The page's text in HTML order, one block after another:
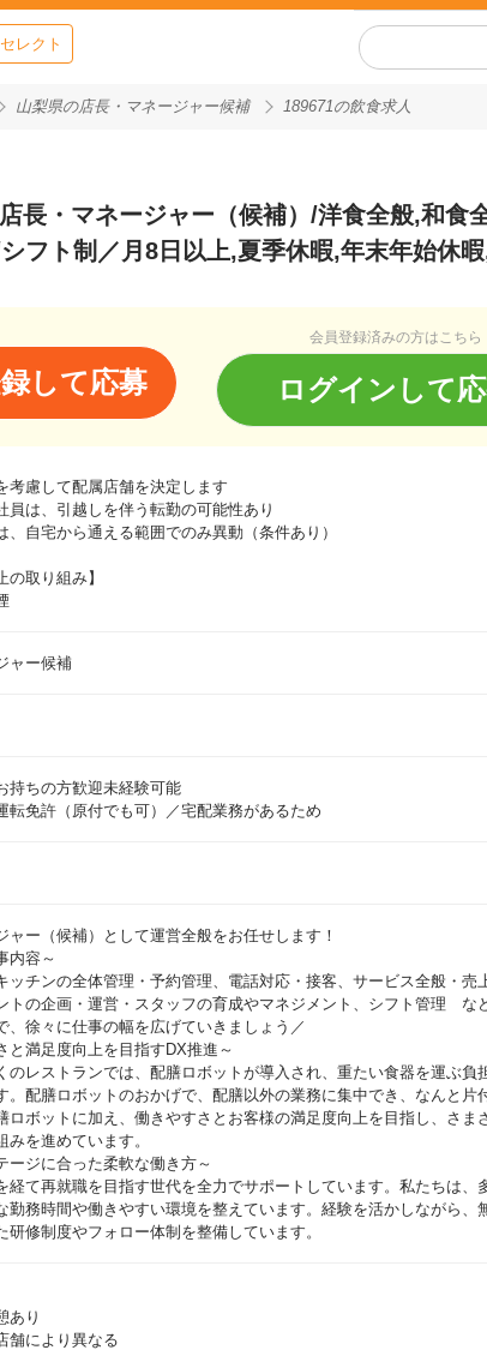
レクト
山梨県の店長・マネージャー候補 189671の飲食求人
長・マネージャー（候補）/洋食全般,和食
フト制／月8日以上,夏季休暇,年末年始休
して応募
会員登録済みの方はこちら
ログインして
考慮して配属店舗を決定します
員は、引越しを伴う転勤の可能性あり
自宅から通える範囲でのみ異動（条件あり）
の取り組み】
ャー候補
持ちの方歓迎未経験可能
免許（原付でも可）／宅配業務があるため
ャー（候補）として運営全般をお任せします！
内容～
チンの全体管理・予約管理、電話対応・接客、サービス全般・売
トの企画・運営・スタッフの育成やマネジメント、シフト管理 な
、徐々に仕事の幅を広げていきましょう／
満足度向上を目指すDX推進～
レストランでは、配膳ロボットが導入され、重たい食器を運ぶ負
。配膳ロボットのおかげで、配膳以外の業務に集中でき、なんと
ロボットに加え、働きやすさとお客様の満足度向上を目指し、さ
みを進めています。
ジに合った柔軟な働き方～
て再就職を目指す世代を全力でサポートしています。私たちは、
勤務時間や働きやすい環境を整えています。経験を活かしながら、
研修制度やフォロー体制を整備しています。
あり
舗により異なる